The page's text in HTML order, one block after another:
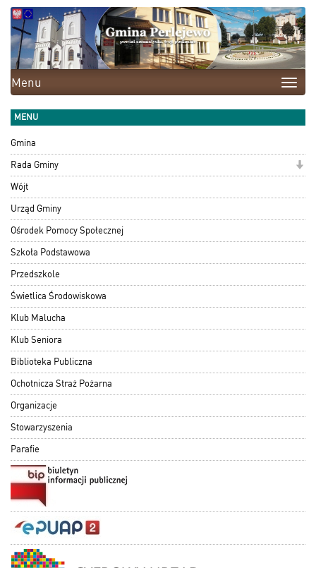
Toggle
Menu
MENU
Gmina
Rada Gminy
Wójt
Urząd Gminy
Ośrodek Pomocy Społecznej
Szkoła Podstawowa
Przedszkole
Świetlica Środowiskowa
Klub Malucha
Klub Seniora
Biblioteka Publiczna
Ochotnicza Straż Pożarna
Organizacje
Stowarzyszenia
Parafie